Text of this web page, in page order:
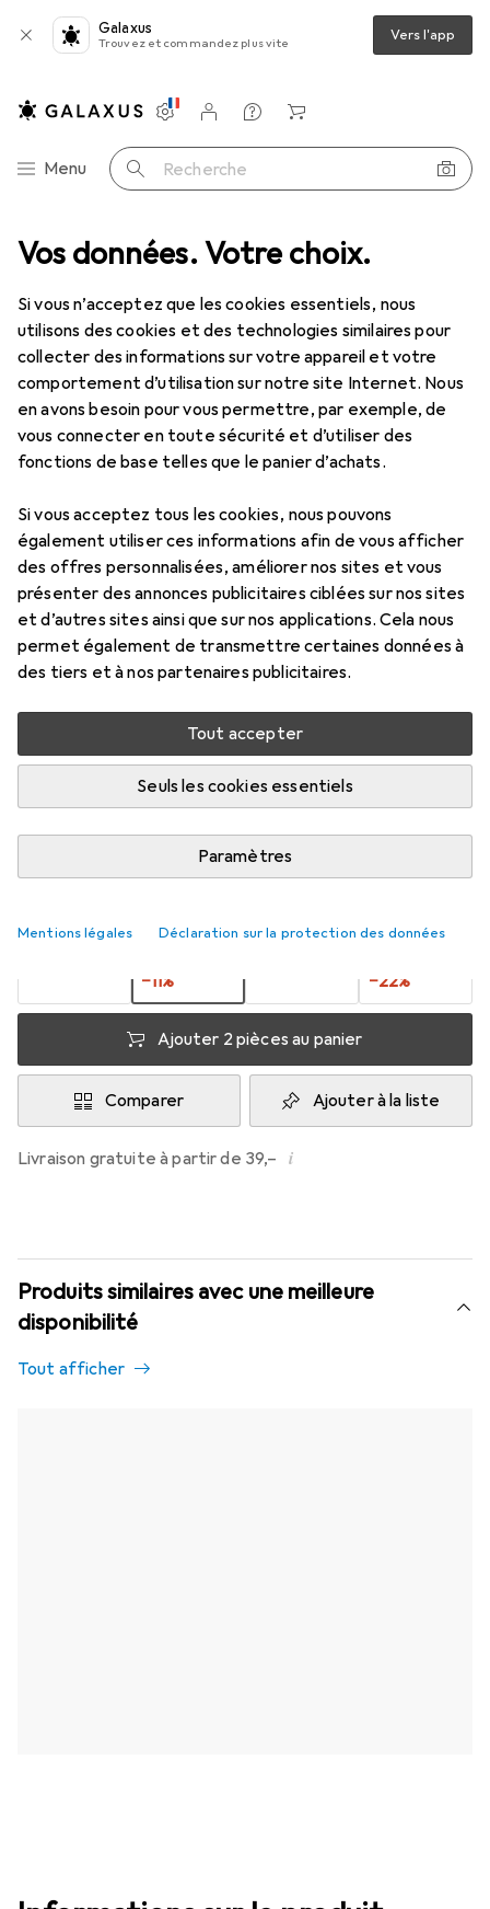
Vos données. Votre choix.
Si vous n’acceptez que les cookies essentiels, nous
utilisons des cookies et des technologies similaires pour
collecter des informations sur votre appareil et votre
comportement d’utilisation sur notre site Internet. Nous
en avons besoin pour vous permettre, par exemple, de
vous connecter en toute sécurité et d’utiliser des
fonctions de base telles que le panier d’achats.
Si vous acceptez tous les cookies, nous pouvons
également utiliser ces informations afin de vous afficher
des offres personnalisées, améliorer nos sites et vous
présenter des annonces publicitaires ciblées sur nos sites
et d’autres sites ainsi que sur nos applications. Cela nous
permet également de transmettre certaines données à
des tiers et à nos partenaires publicitaires.
Tout accepter
Seuls les cookies essentiels
Paramètres
Mentions légales Déclaration sur la protection des données
Galaxus
Trouvez et commandez plus vite Vers l'app
Navigation par catégorie
Menu Recherche
Paramètres
Compte client
Listes de comparaison
Listes d'envies
Panier
à angle droit - mâle/mâle - 1m - USB A vers Micro B Ansc...
3 images
REMISE QUANTITATIVE
Câble micro USB avec
connecteurs à angle droit - mâle/mâle
- 1m - USB A vers Micro B Ansc...
1 m, USB 2.0
Prix en EUR TVA incl.
EUR
8,50 économisez EUR
2,14
Évaluations Marque
Livré entre mar, 18/8 et jeu, 20/8
Plus de 10 pièces en stock chez le fournisseur
M'informer si le produit est disponible plus tôt
EUR
9,57
EUR
8,50
−11%
EUR
8,– par pièce
EUR
7,46
−22%
Ajouter 2 pièces au panier
Comparer Ajouter à la liste
Livraison gratuite à partir de 39,– i
Produits similaires avec une meilleure
disponibilité
Tout afficher